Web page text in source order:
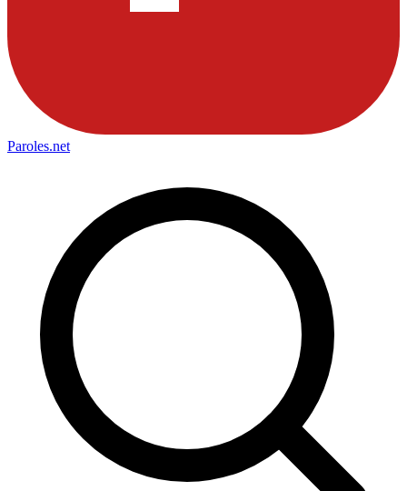
Paroles.net